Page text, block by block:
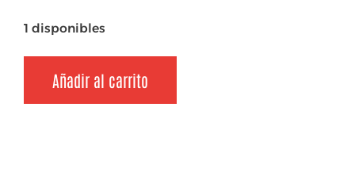
1 disponibles
Añadir al carrito